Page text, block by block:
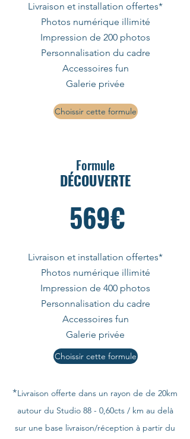
Livraison et installation offertes*
Photos numérique illimité
Impression de 200 photos
Personnalisation du cadre
Accessoires fun
Galerie privée
Choissir cette formule
Formule
DÉCOUVERTE
569€
Livraison et installation offertes*
Photos numérique illimité
Impression de 400 photos
Personnalisation du cadre
Accessoires fun
Galerie privée
Choissir cette formule
*Livraison offerte dans un rayon de de 20km
autour du Studio 88 - 0,60cts / km au delà
sur une base livraison/réception à partir du